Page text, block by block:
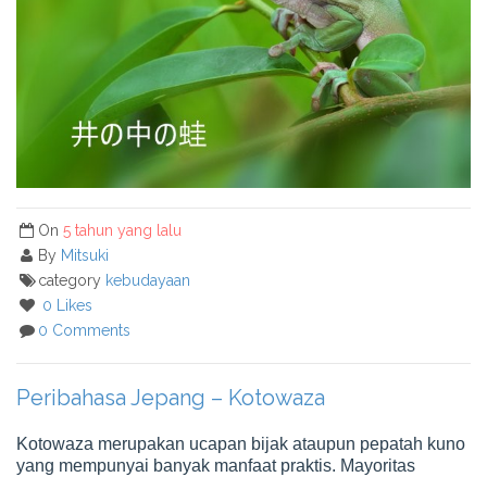
On 5 tahun yang lalu
By Mitsuki
category kebudayaan
0 Likes
0 Comments
Peribahasa Jepang – Kotowaza
Kotowaza merupakan ucapan bijak ataupun pepatah kuno
yang mempunyai banyak manfaat praktis. Mayoritas